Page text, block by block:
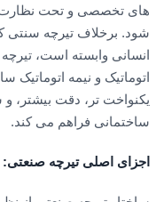
های تخصصی و تحت نظارت
شود. برخلاف تیرچه سنتی
انسانی وابسته است،
اتوماتیک و نیمه
یکنواخت تر، دقت بیشتر،
ساختمانی فراهم می کند.
اجزای اصلی تیرچه صنعتی: